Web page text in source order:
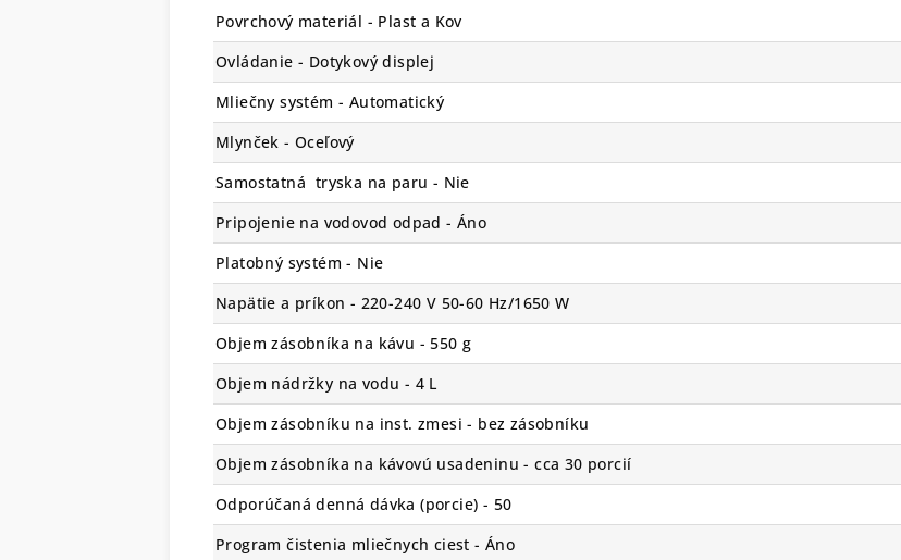
Povrchový materiál - Plast a Kov
Ovládanie - Dotykový displej
Mliečny systém - Automatický
Mlynček - Oceľový
Samostatná tryska na paru - Nie
Pripojenie na vodovod odpad - Áno
Platobný systém - Nie
Napätie a príkon - 220-240 V 50-60 Hz/1650 W
Objem zásobníka na kávu - 550 g
Objem nádržky na vodu - 4 L
Objem zásobníku na inst. zmesi - bez zásobníku
Objem zásobníka na kávovú usadeninu - cca 30 porcií
Odporúčaná denná dávka (porcie) - 50
Program čistenia mliečnych ciest - Áno